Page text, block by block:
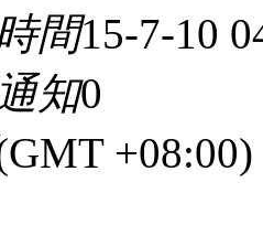
間15-7-10
知0